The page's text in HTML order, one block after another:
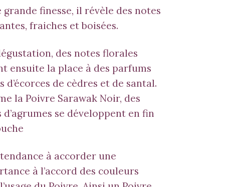
grande finesse, il révèle des notes
fraiches et boisées.
des notes florales
ensuite la place à des parfums
d’écorces de cèdres et de santal.
laPoivre Sarawak Noir, des
d’agrumes se développent en fin
à accorder une
à l’accord des couleurs